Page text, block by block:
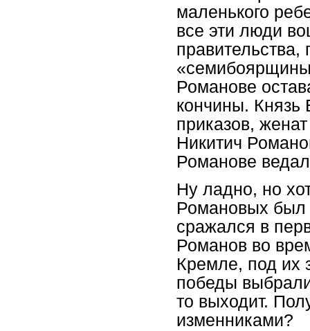
маленького
все эти люди
Романове
кончины.
приказов,
Никитич
Романове
Ну ладно, но
Романовых был
сражался в
Романов во
Кремле, под их
победы
то выходит.
изменниками?